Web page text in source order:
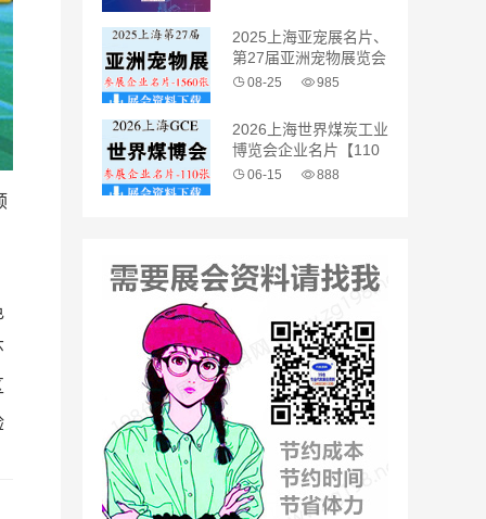
2025上海亚宠展名片、
第27届亚洲宠物展览会
企业名片【1560张】
08-25 985
2026上海世界煤炭工业
博览会企业名片【110
张】06-15 888